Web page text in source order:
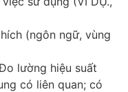
(ngôn ngữ, vùng
lường hiệu suất
có liên quan; có